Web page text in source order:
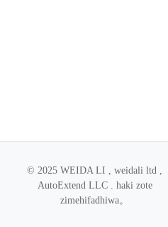
© 2025 WEIDA LI , weidali ltd ,
AutoExtend LLC . haki zote
zimehifadhiwa。